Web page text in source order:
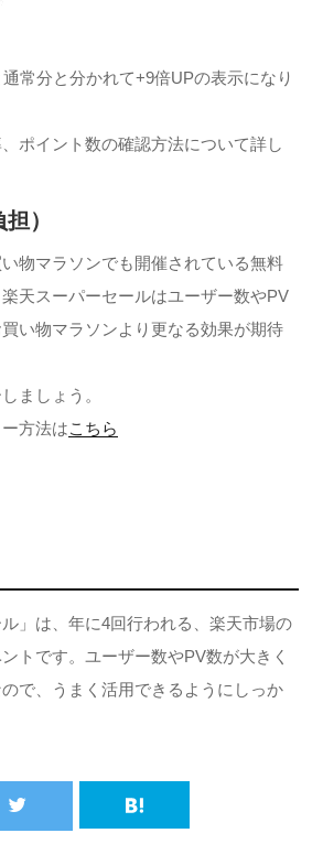
常分と分かれて+9倍UPの表示になり
ポイント数の確認方法について詳し
）
物マラソンでも開催されている無料
天スーパーセールはユーザー数やPV
い物マラソンより更なる効果が期待
ましょう。
方法はこちら
ル」は、年に4回行われる、楽天市場の
トです。ユーザー数やPV数が大きく
で、うまく活用できるようにしっか